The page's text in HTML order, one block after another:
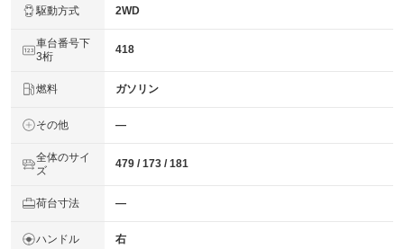
駆動方式 2WD
車台番号下
3桁
418
燃料 ガソリン
その他 ―
全体のサイ
ズ
479 / 173 / 181
荷台寸法 ―
ハンドル 右